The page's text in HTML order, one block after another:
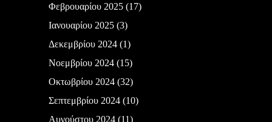
Φεβρουαρίου 2025(17)
Ιανουαρίου 2025(3)
Δεκεμβρίου 2024(1)
Νοεμβρίου 2024(15)
Οκτωβρίου 2024(32)
Σεπτεμβρίου 2024(10)
Αυγούστου 2024(11)